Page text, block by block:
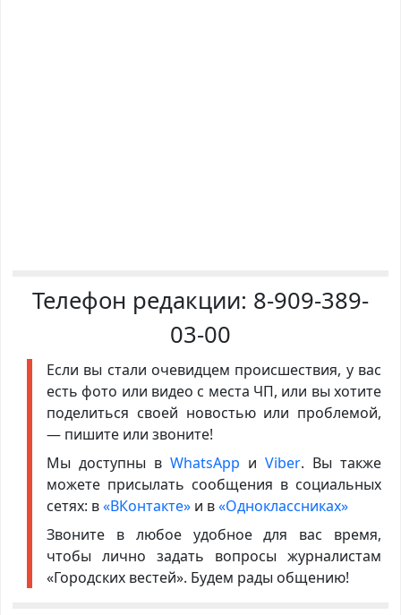
Телефон редакции: 8-909-389-
03-00
Если вы стали очевидцем происшествия, у вас
есть фото или видео с места ЧП, или вы хотите
поделиться своей новостью или проблемой,
— пишите или звоните!
Мы доступны в WhatsApp иViber. Вы также
можете присылать сообщения в социальных
сетях: в«ВКонтакте»и в«Одноклассниках»
Звоните в любое удобное для вас время,
чтобы лично задать вопросы журналистам
«Городских вестей». Будем рады общению!